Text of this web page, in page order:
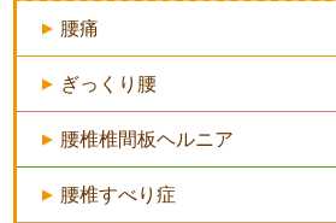
腰痛
ぎっくり腰
腰椎椎間板ヘルニア
腰椎すべり症